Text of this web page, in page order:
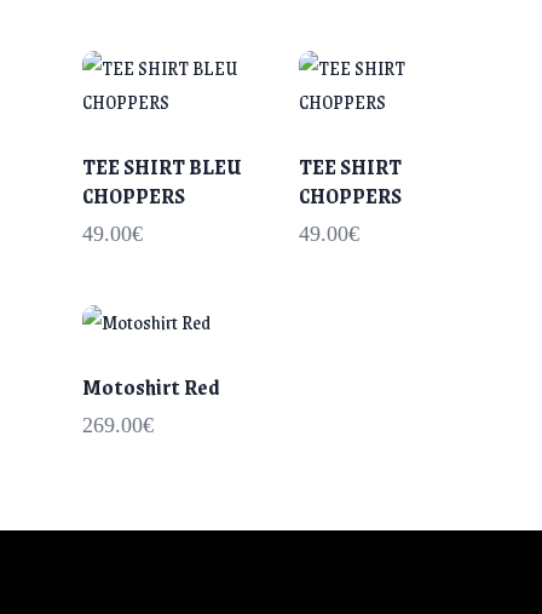
TEE SHIRT BLEU
CHOPPERS
49.00€
TEE SHIRT
CHOPPERS
49.00€
Motoshirt Red
269.00€